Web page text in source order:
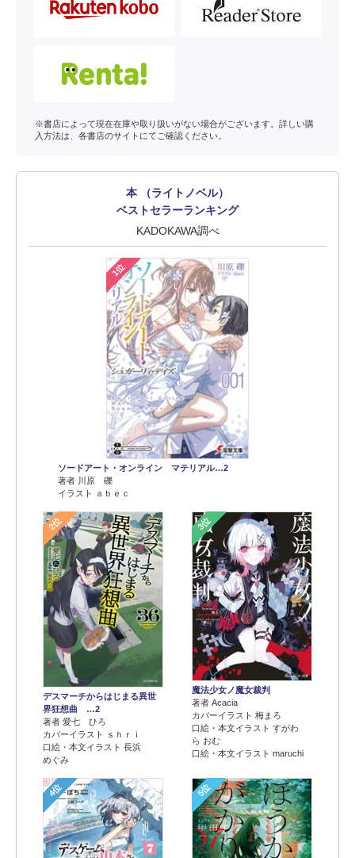
※書店によって現在在庫や取り扱いがない場合がございます。詳しい購
入方法は、各書店のサイトにてご確認ください。
本 （ライトノベル）
ベストセラーランキング
KADOKAWA調べ
1位
ソードアート・オンライン マテリアル…2
著者 川原 礫
イラスト ａｂｅｃ
2位
デスマーチからはじまる異世
界狂想曲 …2
著者 愛七 ひろ
カバーイラスト ｓｈｒｉ
口絵・本文イラスト 長浜
めぐみ
3位
魔法少女ノ魔女裁判
著者 Acacia
カバーイラスト 梅まろ
口絵・本文イラスト すがわ
ら おむ
口絵・本文イラスト maruchi
4位 5位